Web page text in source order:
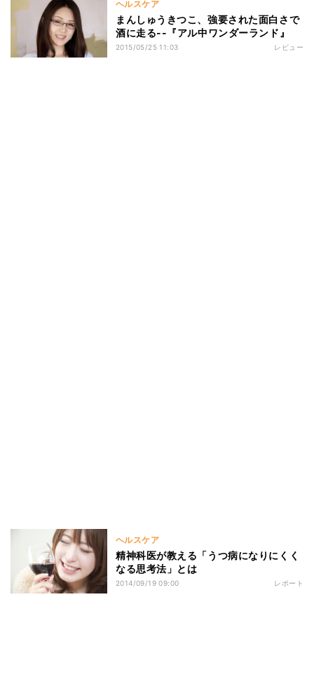
ヘルスケア
まんしゅうきつこ、強要された面白さで
酒に走る--『アル中ワンダーランド』
2015/05/25 11:03 レビュー
ヘルスケア
精神科医が教える「うつ病になりにくく
なる思考法」とは
2014/09/19 09:00 レポート